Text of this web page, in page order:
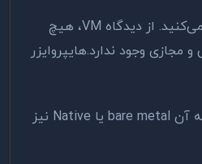
منابع فیزیکی را مدیریت می‌کنید. از دیدگاه VM، هیچ
مجازی وجود ندارد.هایپروایزر
هایپروایزر نوع 1 که به آن bare metal یا Native نیز